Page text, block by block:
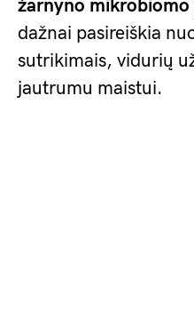
žarnyno mikrobiomo
dažnai pasireiškia
sutrikimais, vidurių
jautrumu maistui.